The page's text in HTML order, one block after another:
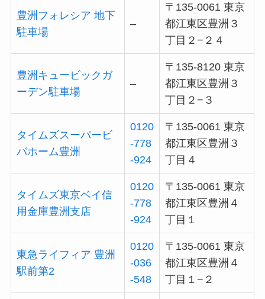
豊洲フォレシア 地下
駐車場
–
〒135-0061 東京
都江東区豊洲３
丁目２−２４
豊洲キュービックガ
ーデン駐車場
–
〒135-8120 東京
都江東区豊洲３
丁目２−３
タイムズスーパービ
バホーム豊洲
0120
-778
-924
〒135-0061 東京
都江東区豊洲３
丁目４
タイムズ東京ベイ信
用金庫豊洲支店
0120
-778
-924
〒135-0061 東京
都江東区豊洲４
丁目１
東急ライフィア 豊洲
駅前第2
0120
-036
-548
〒135-0061 東京
都江東区豊洲４
丁目１−２